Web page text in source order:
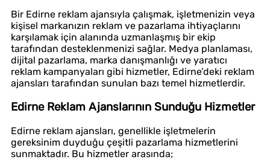
Bir Edirne reklam ajansıyla çalışmak, işletmenizin veya
kişisel markanızın reklam ve pazarlama ihtiyaçlarını
karşılamak için alanında uzmanlaşmış bir ekip
tarafından desteklenmenizi sağlar. Medya planlaması,
dijital pazarlama, marka danışmanlığı ve yaratıcı
reklam kampanyaları gibi hizmetler, Edirne’deki reklam
ajansları tarafından sunulan bazı temel hizmetlerdir.
Edirne Reklam Ajanslarının Sunduğu Hizmetler
Edirne reklam ajansları, genellikle işletmelerin
gereksinim duyduğu çeşitli pazarlama hizmetlerini
sunmaktadır. Bu hizmetler arasında;